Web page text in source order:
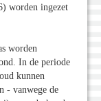
worden ingezet
worden
In de periode
kunnen
- vanwege de